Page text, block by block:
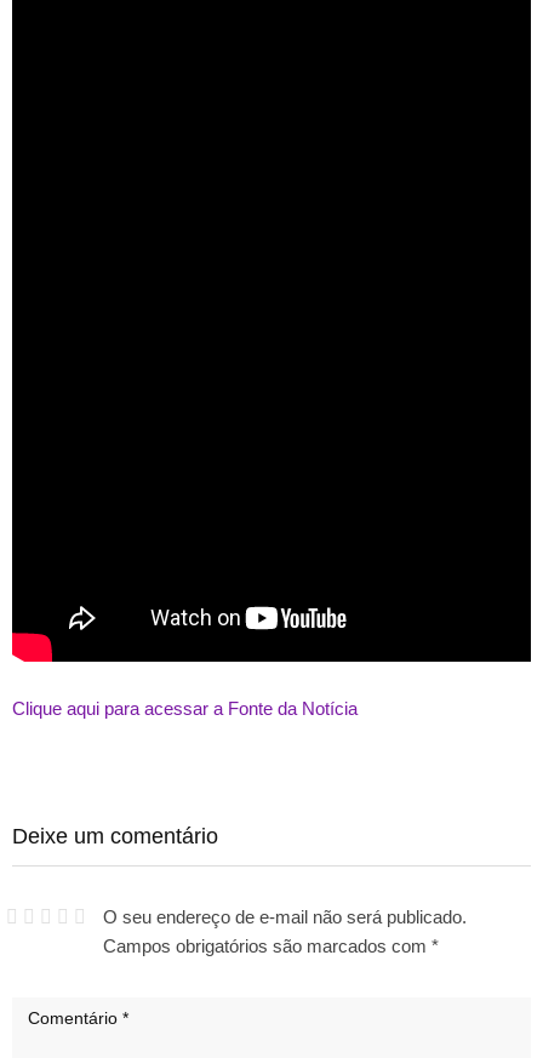
Clique aqui para acessar a Fonte da Notícia
Deixe um comentário
O seu endereço de e-mail não será publicado.
Campos obrigatórios são marcados com *